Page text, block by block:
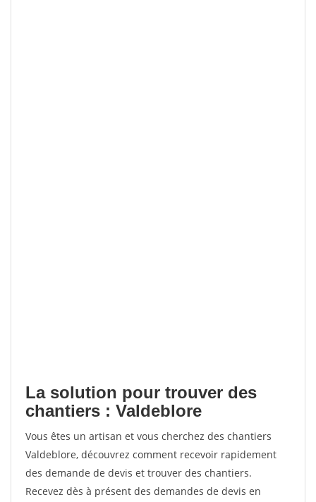
La solution pour trouver des
chantiers : Valdeblore
Vous êtes un artisan et vous cherchez des chantiers
Valdeblore, découvrez comment recevoir rapidement
des demande de devis et trouver des chantiers.
Recevez dès à présent des demandes de devis en